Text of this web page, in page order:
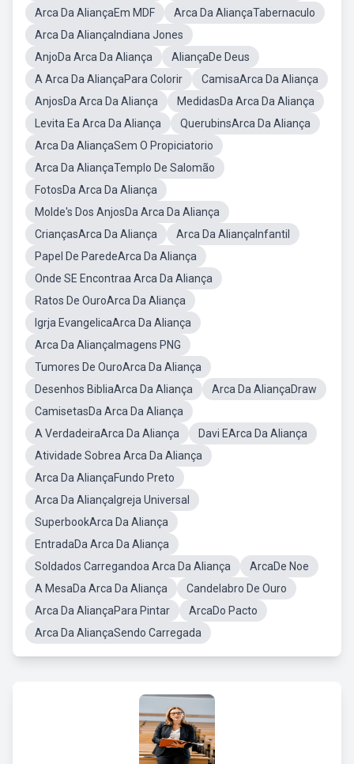
Arca Da AliançaEm MDF
Arca Da AliançaTabernaculo
Arca Da AliançaIndiana Jones
AnjoDa Arca Da Aliança
AliançaDe Deus
A Arca Da AliançaPara Colorir
CamisaArca Da Aliança
AnjosDa Arca Da Aliança
MedidasDa Arca Da Aliança
Levita Ea Arca Da Aliança
QuerubinsArca Da Aliança
Arca Da AliançaSem O Propiciatorio
Arca Da AliançaTemplo De Salomão
FotosDa Arca Da Aliança
Molde's Dos AnjosDa Arca Da Aliança
CriançasArca Da Aliança
Arca Da AliançaInfantil
Papel De ParedeArca Da Aliança
Onde SE Encontraa Arca Da Aliança
Ratos De OuroArca Da Aliança
Igrja EvangelicaArca Da Aliança
Arca Da AliançaImagens PNG
Tumores De OuroArca Da Aliança
Desenhos BibliaArca Da Aliança
Arca Da AliançaDraw
CamisetasDa Arca Da Aliança
A VerdadeiraArca Da Aliança
Davi EArca Da Aliança
Atividade Sobrea Arca Da Aliança
Arca Da AliançaFundo Preto
Arca Da AliançaIgreja Universal
SuperbookArca Da Aliança
EntradaDa Arca Da Aliança
Soldados Carregandoa Arca Da Aliança
ArcaDe Noe
A MesaDa Arca Da Aliança
Candelabro De Ouro
Arca Da AliançaPara Pintar
ArcaDo Pacto
Arca Da AliançaSendo Carregada